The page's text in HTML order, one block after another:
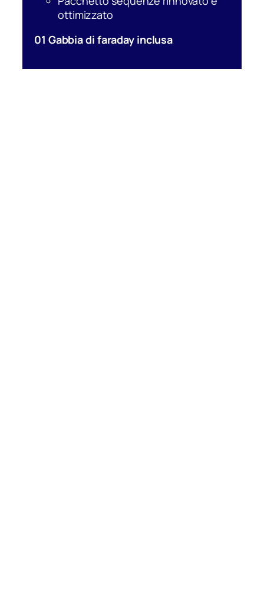
ottimizzato
01 Gabbia di faraday inclusa